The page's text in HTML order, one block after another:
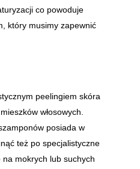
co powoduje
który musimy zapewnić
peelingiem skóra
włosowych.
posiada w
też po specjalistyczne
na mokrych lub suchych